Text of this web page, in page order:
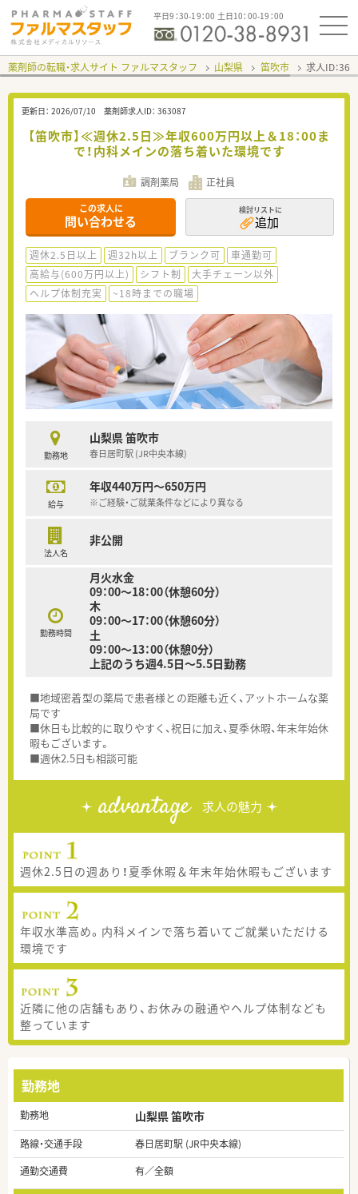
平日9：30-19：00 土日10：00-19：00
薬剤師の転職・求人サイト ファルマスタッフ 山梨県 笛吹市 求人ID：
更新日： 2026/07/10 薬剤師求人ID： 363087
【笛吹市】≪週休2.5日≫年収600万円以上＆18：00ま
で！内科メインの落ち着いた環境です
調剤薬局 正社員
この求人に
問い合わせる
検討リストに
追加
週休2.5日以上 週32h以上 ブランク可
車通勤可
高給与(600万円以上)
シフト制
大手チェーン以外
ヘルプ体制充実
~18時までの職場
勤務地
山梨県 笛吹市
春日居町駅 (JR中央本線)
給与
年収440万円～650万円
※ご経験・ご就業条件などにより異なる
法人名
非公開
勤務時間
月火水金
09：00～18：00（休憩60分）
木
09：00～17：00（休憩60分）
土
09：00～13：00（休憩0分）
上記のうち週4.5日～5.5日勤務
■地域密着型の薬局で患者様との距離も近く、アットホームな薬
局です
■休日も比較的に取りやすく、祝日に加え、夏季休暇、年末年始休
暇もございます。
■週休2.5日も相談可能
advantage 求人の魅力
週休2.5日の週あり！夏季休暇＆年末年始休暇もございます
年収水準高め。内科メインで落ち着いてご就業いただける
環境です
近隣に他の店舗もあり、お休みの融通やヘルプ体制なども
整っています
勤務地
勤務地 山梨県 笛吹市
路線・交通手段
春日居町駅 (JR中央本線)
通勤交通費
有／全額